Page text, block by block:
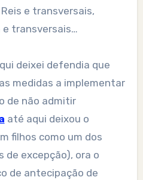
e transversais,
e transversais…
deixei defendia que
medidas a implementar
de não admitir
até aqui deixou o
filhos como um dos
de excepção), ora o
de antecipação de